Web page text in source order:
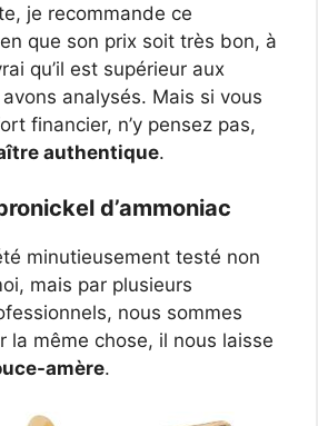
je recommande ce
que son prix soit très bon, à
qu’il est supérieur aux
analysés. Mais si vous
financier, n’y pensez pas,
authentique.
d’ammoniac
minutieusement testé non
mais par plusieurs
nous sommes
la même chose, il nous laisse
amère.